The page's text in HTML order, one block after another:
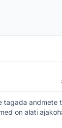
tagada andmete
on alati